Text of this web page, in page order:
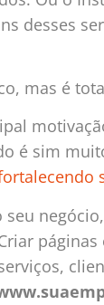
desses
mas é
é sim